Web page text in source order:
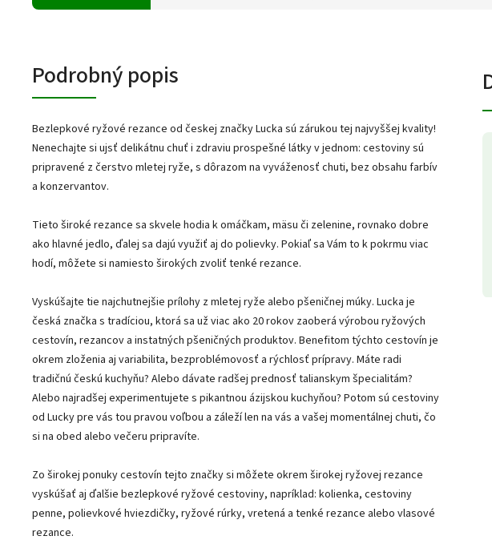
Podrobný popis
Bezlepkové ryžové rezance od českej značky Lucka sú zárukou tej najvyššej kvality!
Nenechajte si ujsť delikátnu chuť i zdraviu prospešné látky v jednom: cestoviny sú
pripravené z čerstvo mletej ryže, s dôrazom na vyváženosť chuti, bez obsahu farbív
a konzervantov.
Tieto široké rezance sa skvele hodia k omáčkam, mäsu či zelenine, rovnako dobre
ako hlavné jedlo, ďalej sa dajú využiť aj do polievky. Pokiaľ sa Vám to k pokrmu viac
hodí, môžete si namiesto širokých zvoliť tenké rezance.
Vyskúšajte tie najchutnejšie prílohy z mletej ryže alebo pšeničnej múky. Lucka je
česká značka s tradíciou, ktorá sa už viac ako 20 rokov zaoberá výrobou ryžových
cestovín, rezancov a instatných pšeničných produktov. Benefitom týchto cestovín je
okrem zloženia aj variabilita, bezproblémovosť a rýchlosť prípravy. Máte radi
tradičnú českú kuchyňu? Alebo dávate radšej prednosť talianskym špecialitám?
Alebo najradšej experimentujete s pikantnou ázijskou kuchyňou? Potom sú cestoviny
od Lucky pre vás tou pravou voľbou a záleží len na vás a vašej momentálnej chuti, čo
si na obed alebo večeru pripravíte.
Zo širokej ponuky cestovín tejto značky si môžete okrem širokej ryžovej rezance
vyskúšať aj ďalšie bezlepkové ryžové cestoviny, napríklad: kolienka, cestoviny
penne, polievkové hviezdičky, ryžové rúrky, vretená a tenké rezance alebo vlasové
rezance.